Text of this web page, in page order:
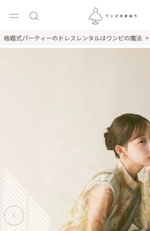
結婚式パーティーのドレスレンタルはワンピの魔法